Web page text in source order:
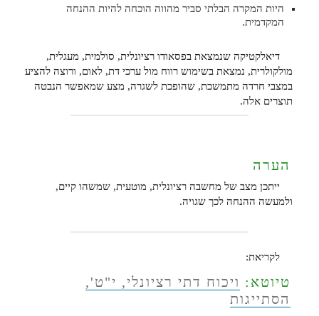
היות המקרה הבלתי סביר מהווה הוכחה להיות ההנחה
המקדמית.
דיאלקטיקה שנמצאת בפסאודו רציונלית, סולמית, מעגלית,
מולקולרית, נמצאת בשימוש רווח מול ערכי דת, לאום, ורוצה להציע
במצבי חרדה מתמשכת, שהופכת לשגרה, מצע שמאפשר הנבטה
תוצרים אלה.
הערה
ייתכן מצב של מחשבה רציונלית, מוטעית, שמשהו קיים,
ולמעשה ההנחה לכך שגויה.
לקריאת:
טיוטא: ויכוח דתי רציונלי, י"ט',
הסתייגות